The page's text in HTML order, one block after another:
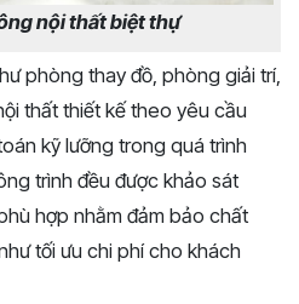
nội thất biệt thự
phòng thay đồ, phòng giải trí,
thất thiết kế theo yêu cầu
kỹ lưỡng trong quá trình
trình đều được khảo sát
hợp nhằm đảm bảo chất
tối ưu chi phí cho khách